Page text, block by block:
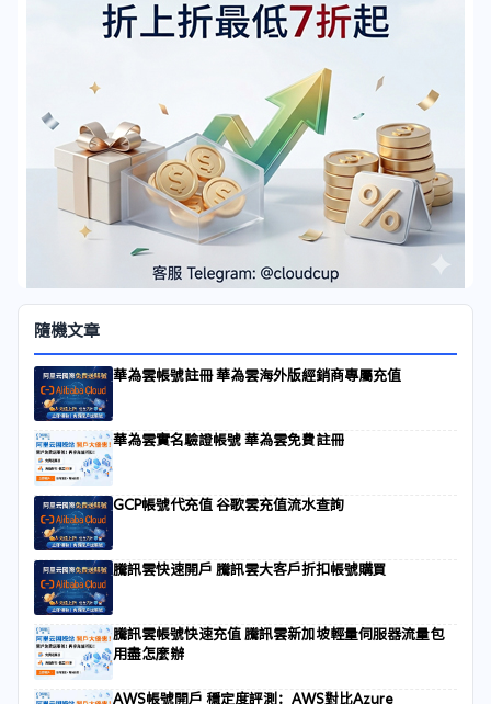
隨機文章
華為雲帳號註冊 華為雲海外版經銷商專屬充值
華為雲實名驗證帳號 華為雲免費註冊
GCP帳號代充值 谷歌雲充值流水查詢
騰訊雲快速開戶 騰訊雲大客戶折扣帳號購買
騰訊雲帳號快速充值 騰訊雲新加坡輕量伺服器流量包
用盡怎麼辦
AWS帳號開戶 穩定度評測：AWS對比Azure